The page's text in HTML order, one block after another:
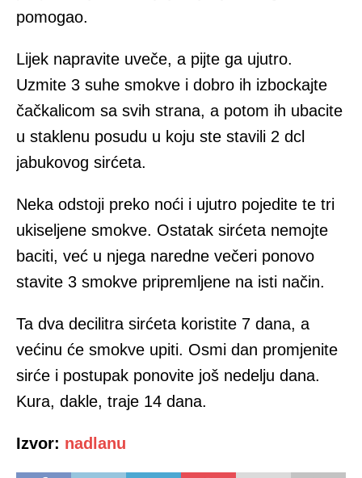
pomogao.
Lijek napravite uveče, a pijte ga ujutro.
Uzmite 3 suhe smokve i dobro ih izbockajte
čačkalicom sa svih strana, a potom ih ubacite
u staklenu posudu u koju ste stavili 2 dcl
jabukovog sirćeta.
Neka odstoji preko noći i ujutro pojedite te tri
ukiseljene smokve. Ostatak sirćeta nemojte
baciti, već u njega naredne večeri ponovo
stavite 3 smokve pripremljene na isti način.
Ta dva decilitra sirćeta koristite 7 dana, a
većinu će smokve upiti. Osmi dan promjenite
sirće i postupak ponovite još nedelju dana.
Kura, dakle, traje 14 dana.
Izvor: nadlanu